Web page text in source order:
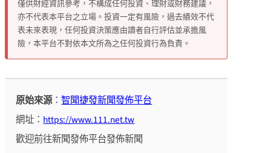
僅供財經資訊參考，不構成任何投資、理財或財務建議，
亦不代表本平台之立場。投資一定有風險，過去績效不代
表未來表現，任何投資決策應由讀者自行評估並承擔風
險，本平台不對依本文所為之任何投資行為負責。
原始來源：智聞捷發新聞發佈平台
網址： https://www.111.net.tw
歡迎前往新聞發佈平台發佈新聞